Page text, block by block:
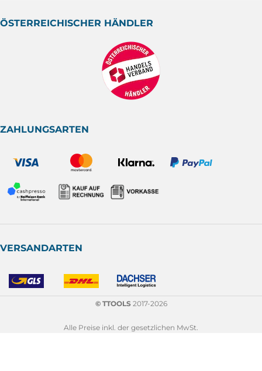
ÖSTERREICHISCHER HÄNDLER
ZAHLUNGSARTEN
VERSANDARTEN
© TTOOLS 2017-2026
Alle Preise inkl. der gesetzlichen MwSt.